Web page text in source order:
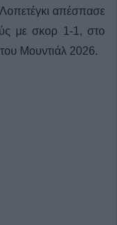
απέσπασε
με σκορ 1-1, στο
Μουντιάλ 2026.